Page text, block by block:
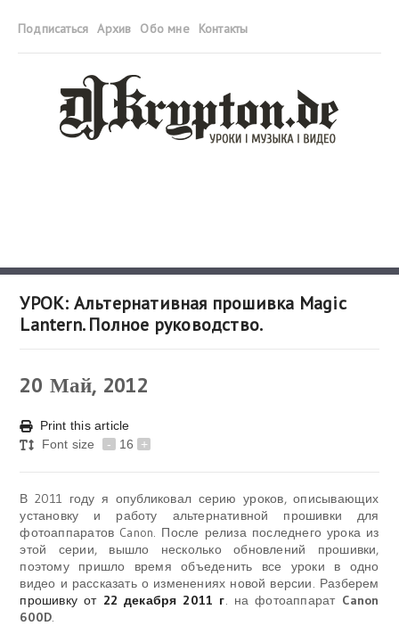
Подписаться Архив Обо мне Контакты
УРОК: Альтернативная прошивка Magic
Lantern. Полное руководство.
20 Май, 2012
Print this article
Font size
- 16 +
В 2011 году я опубликовал серию уроков, описывающих
установку и работу альтернативной прошивки для
фотоаппаратов Canon. После релиза последнего урока из
этой серии, вышло несколько обновлений прошивки,
поэтому пришло время объеденить все уроки в одно
видео и рассказать о изменениях новой версии. Разберем
прошивку от 22 декабря 2011 г. на фотоаппарат Canon
600D.